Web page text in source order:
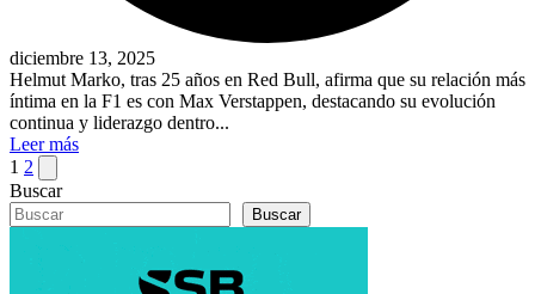
diciembre 13, 2025
Helmut Marko, tras 25 años en Red Bull, afirma que su relación más
íntima en la F1 es con Max Verstappen, destacando su evolución
continua y liderazgo dentro...
Leer más
Paginación
de
entradas
1 2 Siguiente
página
Buscar
Buscar